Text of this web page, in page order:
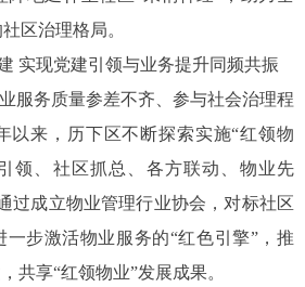
区治理格局。
实现党建引领与业务提升同频共振
服务质量参差不齐、参与社会治理程
以来，历下区不断探索实施“红领物
领、社区抓总、各方联动、物业先
过成立物业管理行业协会，对标社区
一步激活物业服务的“红色引擎”，推
共享“红领物业”发展成果。